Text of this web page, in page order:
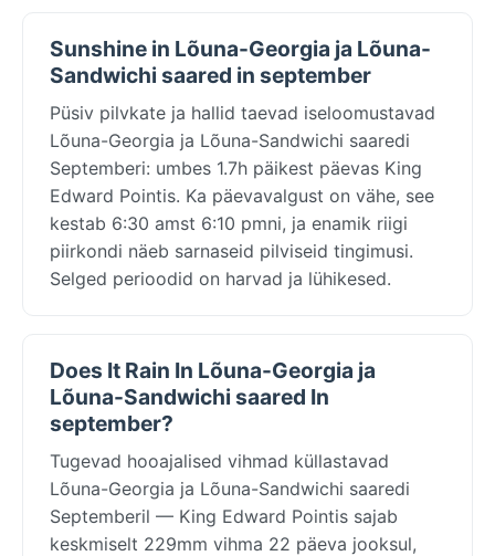
Sunshine in Lõuna-Georgia ja Lõuna-
Sandwichi saared in september
Püsiv pilvkate ja hallid taevad iseloomustavad
Lõuna-Georgia ja Lõuna-Sandwichi saaredi
Septemberi: umbes 1.7h päikest päevas King
Edward Pointis. Ka päevavalgust on vähe, see
kestab 6:30 amst 6:10 pmni, ja enamik riigi
piirkondi näeb sarnaseid pilviseid tingimusi.
Selged perioodid on harvad ja lühikesed.
Does It Rain In Lõuna-Georgia ja
Lõuna-Sandwichi saared In
september?
Tugevad hooajalised vihmad küllastavad
Lõuna-Georgia ja Lõuna-Sandwichi saaredi
Septemberil — King Edward Pointis sajab
keskmiselt 229mm vihma 22 päeva jooksul,